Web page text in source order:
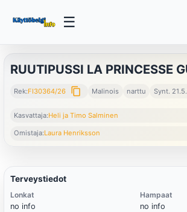
☰
RUUTIPUSSI LA PRINCESSE
Rek:FI30364/26 content_copy Malinois narttu Synt.
Kasvattaja:Heli ja Timo Salminen
Omistaja:Laura Henriksson
Terveystiedot
Lonkat
no info
Hampaat
no info